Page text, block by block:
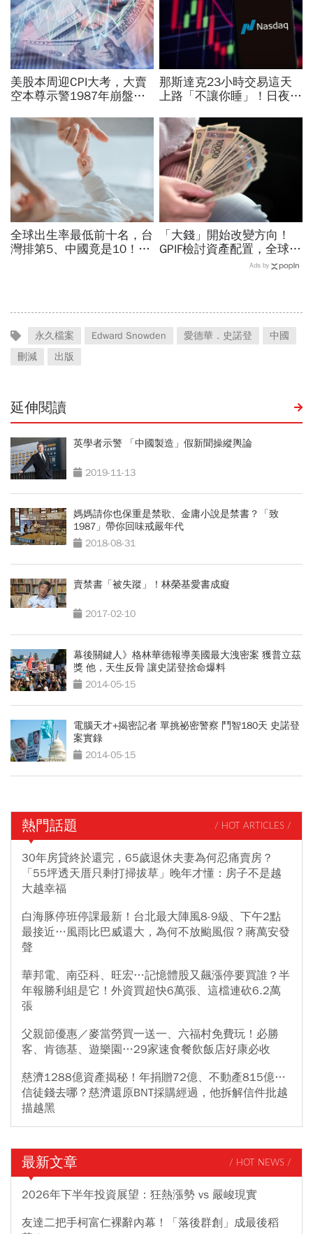
美股本周迎CPI大考，大賣
空本尊示警1987年崩盤恐
21天提增產計畫│全球瞭
望
那斯達克23小時交易這天
上路「不讓你睡」！日夜盤
喊：下單前注意一風險
全球出生率最低前十名，台
灣排第5、中國竟是10！亞
「大錢」開始改變方向！
GPIF檢討資產配置，全球資
金流向恐迎重大變局
Ads by
永久檔案 Edward Snowden 愛德華．史諾登
中國
刪減
出版
延伸閱讀
英學者示警 「中國製造」假新聞操縱輿論
2019-11-13
媽媽請你也保重是禁歌、金庸小說是禁書？「致
1987」帶你回味戒嚴年代
2018-08-31
賣禁書「被失蹤」！林榮基愛書成癡
2017-02-10
幕後關鍵人》格林華德報導美國最大洩密案 獲普立茲
獎 他，天生反骨 讓史諾登捨命爆料
2014-05-15
電腦天才+揭密記者 單挑祕密警察 鬥智180天 史諾登
案實錄
2014-05-15
熱門話題 / HOT ARTICLES /
30年房貸終於還完，65歲退休夫妻為何忍痛賣房？
「55坪透天厝只剩打掃拔草」晚年才懂：房子不是越
大越幸福
白海豚停班停課最新！台北最大陣風8-9級、下午2點
最接近…風雨比巴威還大，為何不放颱風假？蔣萬安發
聲
華邦電、南亞科、旺宏…記憶體股又飆漲停要買誰？半
年報勝利組是它！外資買超快6萬張、這檔連砍6.2萬
張
父親節優惠／麥當勞買一送一、六福村免費玩！必勝
客、肯德基、遊樂園…29家速食餐飲飯店好康必收
慈濟1288億資產揭秘！年捐贈72億、不動產815億…
信徒錢去哪？慈濟還原BNT採購經過，他拆解信件批越
描越黑
最新文章 / HOT NEWS /
2026年下半年投資展望：狂熱漲勢 vs 嚴峻現實
友達二把手柯富仁裸辭內幕！「落後群創」成最後稻